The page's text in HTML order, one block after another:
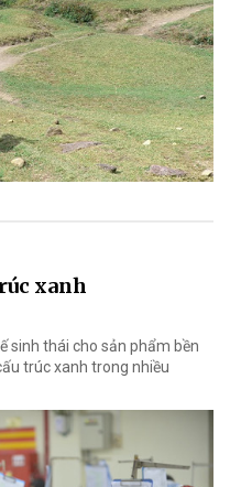
xanh
sinh thái cho sản phẩm bền
trúc xanh trong nhiều